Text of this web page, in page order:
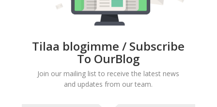
Tilaa blogimme / Subscribe
To OurBlog
Join our mailing list to receive the latest news
and updates from our team.